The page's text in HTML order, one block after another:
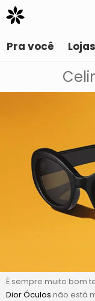
Pra você Lojas
É sempre muito bom
Dior Óculos não está